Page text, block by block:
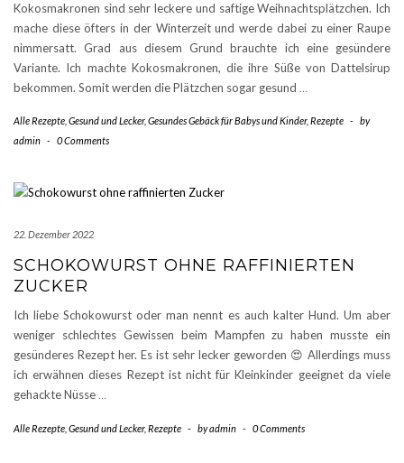
Kokosmakronen sind sehr leckere und saftige Weihnachtsplätzchen. Ich
mache diese öfters in der Winterzeit und werde dabei zu einer Raupe
nimmersatt. Grad aus diesem Grund brauchte ich eine gesündere
Variante. Ich machte Kokosmakronen, die ihre Süße von Dattelsirup
bekommen. Somit werden die Plätzchen sogar gesund …
Alle Rezepte Gesund und Lecker, Gesundes Gebäck für Babys und Kinder, Rezepte -
by
admin - 0 Comments
22. Dezember 2022
SCHOKOWURST OHNE RAFFINIERTEN
ZUCKER
Ich liebe Schokowurst oder man nennt es auch kalter Hund. Um aber
weniger schlechtes Gewissen beim Mampfen zu haben musste ein
gesünderes Rezept her. Es ist sehr lecker geworden 😍 Allerdings muss
ich erwähnen dieses Rezept ist nicht für Kleinkinder geeignet da viele
gehackte Nüsse …
Alle Rezepte Gesund und Lecker, Rezepte - byadmin - 0 Comments